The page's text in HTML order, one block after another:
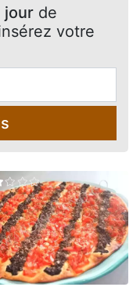
jour de
votre